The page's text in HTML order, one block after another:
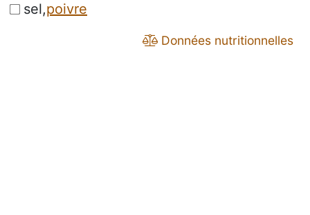
sel,poivre
Données nutritionnelles